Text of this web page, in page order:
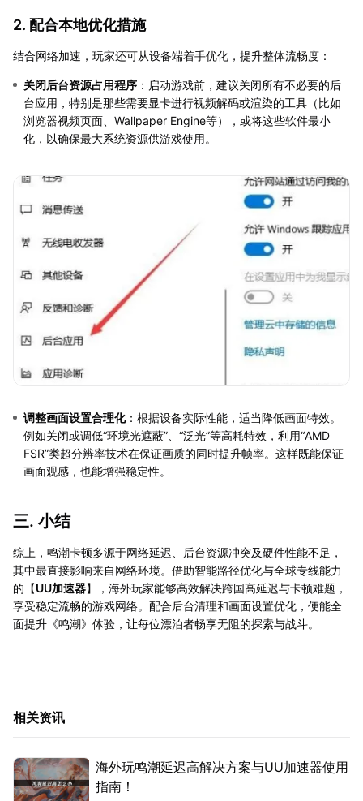
2. 配合本地优化措施
结合网络加速，玩家还可从设备端着手优化，提升整体流畅度：
关闭后台资源占用程序 ：启动游戏前，建议关闭所有不必要的后
台应用，特别是那些需要显卡进行视频解码或渲染的工具（比如
浏览器视频页面、Wallpaper Engine等），或将这些软件最小
化，以确保最大系统资源供游戏使用。
调整画面设置合理化：根据设备实际性能，适当降低画面特效。
例如关闭或调低“环境光遮蔽”、“泛光”等高耗特效，利用“AMD
FSR”类超分辨率技术在保证画质的同时提升帧率。这样既能保证
画面观感，也能增强稳定性。
三. 小结
综上，鸣潮卡顿多源于网络延迟、后台资源冲突及硬件性能不足，
其中最直接影响来自网络环境。借助智能路径优化与全球专线能力
的【UU加速器】，海外玩家能够高效解决跨国高延迟与卡顿难题，
享受稳定流畅的游戏网络。配合后台清理和画面设置优化，便能全
面提升《鸣潮》体验，让每位漂泊者畅享无阻的探索与战斗。
相关资讯
海外玩鸣潮延迟高解决方案与UU加速器使用
指南！